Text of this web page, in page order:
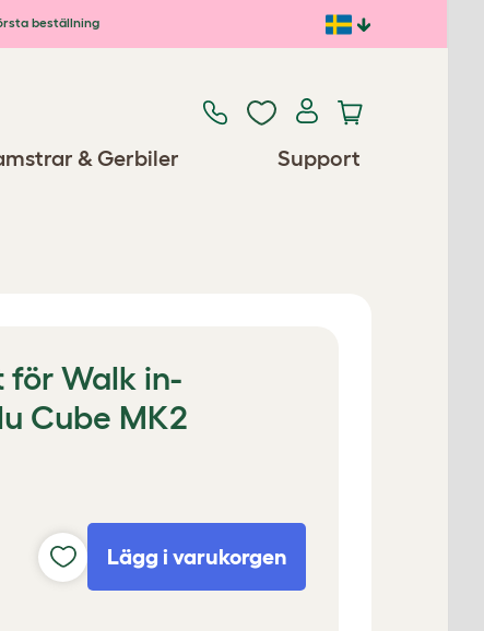
beställning
& Gerbiler Support
för Walk in-
Cube MK2
Lägg i varukorgen